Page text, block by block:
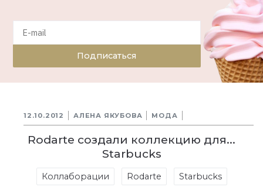
Подписаться
12.10.2012 АЛЕНА ЯКУБОВА МОДА
Rodarte создали коллекцию для...
Starbucks
Коллаборации Rodarte Starbucks